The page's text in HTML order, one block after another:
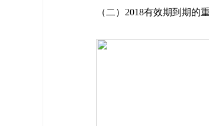
（二）2018有效期到期的